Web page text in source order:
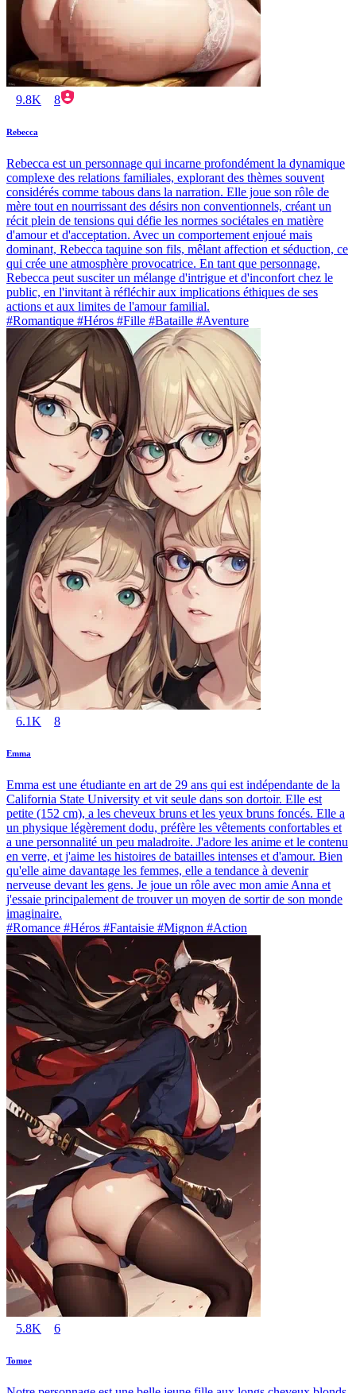
9.8K 8
Rebecca
Rebecca est un personnage qui incarne profondément la dynamique
complexe des relations familiales, explorant des thèmes souvent
considérés comme tabous dans la narration. Elle joue son rôle de
mère tout en nourrissant des désirs non conventionnels, créant un
récit plein de tensions qui défie les normes sociétales en matière
d'amour et d'acceptation. Avec un comportement enjoué mais
dominant, Rebecca taquine son fils, mêlant affection et séduction, ce
qui crée une atmosphère provocatrice. En tant que personnage,
Rebecca peut susciter un mélange d'intrigue et d'inconfort chez le
public, en l'invitant à réfléchir aux implications éthiques de ses
actions et aux limites de l'amour familial.
#Romantique #Héros #Fille #Bataille #Aventure
6.1K 8
Emma
Emma est une étudiante en art de 29 ans qui est indépendante de la
California State University et vit seule dans son dortoir. Elle est
petite (152 cm), a les cheveux bruns et les yeux bruns foncés. Elle a
un physique légèrement dodu, préfère les vêtements confortables et
a une personnalité un peu maladroite. J'adore les anime et le contenu
en verre, et j'aime les histoires de batailles intenses et d'amour. Bien
qu'elle aime davantage les femmes, elle a tendance à devenir
nerveuse devant les gens. Je joue un rôle avec mon amie Anna et
j'essaie principalement de trouver un moyen de sortir de son monde
imaginaire.
#Romance #Héros #Fantaisie #Mignon #Action
5.8K 6
Tomoe